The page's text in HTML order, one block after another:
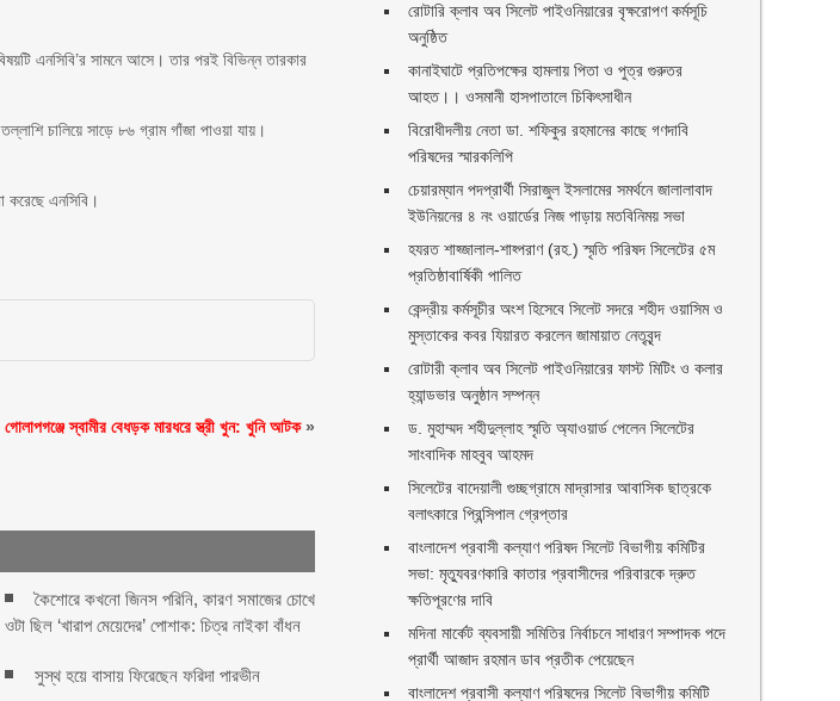
এনসিবি’র সামনে আসে। তার পরই বিভিন্ন তারকার
চালিয়ে সাড়ে ৮৬ গ্রাম গাঁজা পাওয়া যায়।
করেছে এনসিবি।
গোলাপগঞ্জে স্বামীর বেধড়ক মারধরে স্ত্রী খুন: খুনি আটক»
কৈশোরে কখনো জিনস পরিনি, কারণ সমাজের চোখে
ওটা ছিল ‘খারাপ মেয়েদের’ পোশাক: চিত্র নাইকা বাঁধন
সুস্থ হয়ে বাসায় ফিরেছেন ফরিদা পারভীন
রোটারি ক্লাব অব সিলেট পাইওনিয়ারের বৃক্ষরোপণ কর্মসূচি
অনুষ্ঠিত
কানাইঘাটে প্রতিপক্ষের হামলায় পিতা ও পুত্র গুরুতর
আহত।। ওসমানী হাসপাতালে চিকিৎসাধীন
বিরোধীদলীয় নেতা ডা. শফিকুর রহমানের কাছে গণদাবি
পরিষদের স্মারকলিপি ‎
চেয়ারম্যান পদপ্রার্থী সিরাজুল ইসলামের সমর্থনে জালালাবাদ
ইউনিয়নের ৪ নং ওয়ার্ডের নিজ পাড়ায় মতবিনিময় সভা
হযরত শাহ্জালাল-শাহ্পরাণ (রহ.) স্মৃতি পরিষদ সিলেটের ৫ম
প্রতিষ্ঠাবার্ষিকী পালিত ‎​
কেন্দ্রীয় কর্মসূচীর অংশ হিসেবে সিলেট সদরে শহীদ ওয়াসিম ও
মুস্তাকের কবর যিয়ারত করলেন জামায়াত নেতৃবৃন্দ ‎
রোটারী ক্লাব অব সিলেট পাইওনিয়ারের ফাস্ট মিটিং ও কলার
হ্যান্ডভার অনুষ্ঠান সম্পন্ন
ড. মুহাম্মদ শহীদুল্লাহ স্মৃতি অ্যাওয়ার্ড পেলেন সিলেটের
সাংবাদিক মাহবুব আহমদ
সিলেটের বাদেয়ালী গুচ্ছগ্রামে মাদ্রাসার আবাসিক ছাত্রকে
বলাৎকারে প্রিন্সিপাল গ্রেপ্তার ‎
বাংলাদেশ প্রবাসী কল্যাণ পরিষদ সিলেট বিভাগীয় কমিটির
সভা: মৃত্যুবরণকারি কাতার প্রবাসীদের পরিবারকে দ্রুত
ক্ষতিপূরণের দাবি
মদিনা মার্কেট ব্যবসায়ী সমিতির নির্বাচনে সাধারণ সম্পাদক পদে
প্রার্থী আজাদ রহমান ডাব প্রতীক পেয়েছেন ‎
‎বাংলাদেশ প্রবাসী কল্যাণ পরিষদের সিলেট বিভাগীয় কমিটি